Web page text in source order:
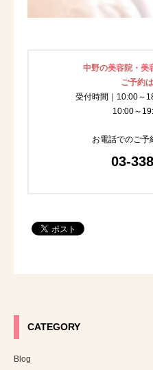
中野の美容院・美
ご予約
受付時間｜10:00～
10:00～
お電話でのご予
03-
CATEGORY
Blog